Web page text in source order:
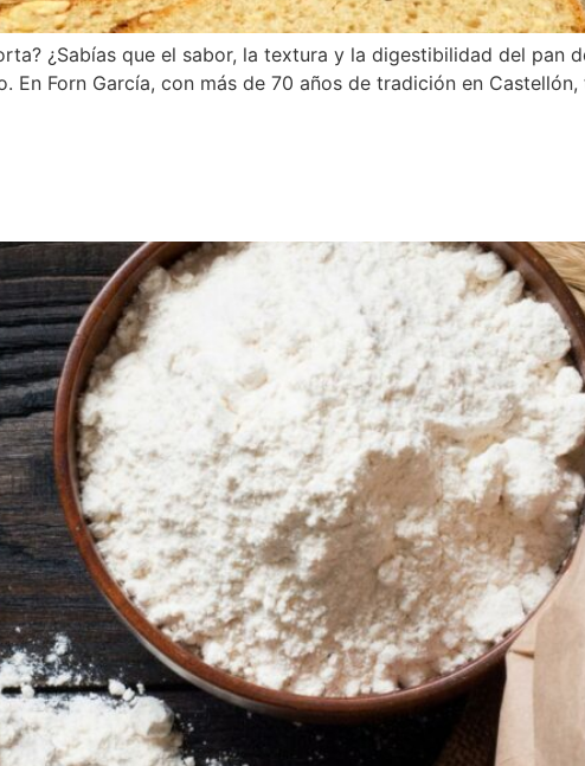
¿Sabías que el sabor, la textura y la digestibilidad del pan
En Forn García, con más de 70 años de tradición en